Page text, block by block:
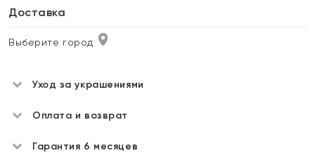
Доставка
Выберите город
Уход за украшениями
Оплата и возврат
Гарантия 6 месяцев